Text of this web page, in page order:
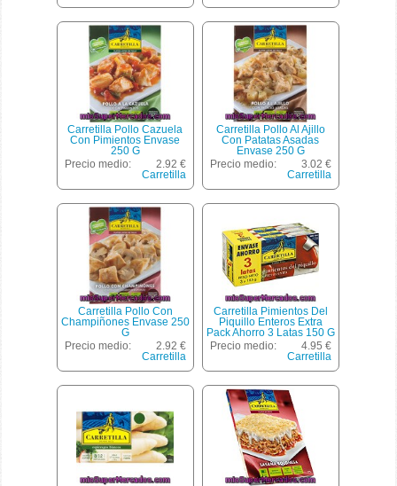
Carretilla Pollo Cazuela
Con Pimientos Envase
250 G
Precio medio:
2.92 €
Carretilla
Carretilla Pollo Al Ajillo
Con Patatas Asadas
Envase 250 G
Precio medio:
3.02 €
Carretilla
Carretilla Pollo Con
Champiñones Envase 250
G
Precio medio:
2.92 €
Carretilla
Carretilla Pimientos Del
Piquillo Enteros Extra
Pack Ahorro 3 Latas 150 G
Neto Escurrido
Precio medio:
4.95 €
Carretilla